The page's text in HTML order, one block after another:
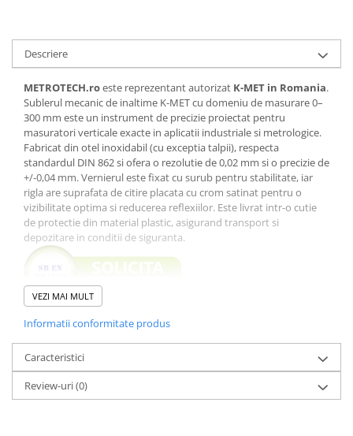
Descriere
METROTECH.roeste reprezentant autorizat K-MET in Romania.
Sublerul mecanic de inaltime K-MET cu domeniu de masurare 0–
300 mm este un instrument de precizie proiectat pentru
masuratori verticale exacte in aplicatii industriale si metrologice.
Fabricat din otel inoxidabil (cu exceptia talpii), respecta
standardul DIN 862 si ofera o rezolutie de 0,02 mm si o precizie de
+/-0,04 mm. Vernierul este fixat cu surub pentru stabilitate, iar
rigla are suprafata de citire placata cu crom satinat pentru o
vizibilitate optima si reducerea reflexiilor. Este livrat intr-o cutie
de protectie din material plastic, asigurand transport si
depozitare in conditii de siguranta.
Domeniu de masurare: 0 – 300 mm
Rezolutie: 0,02 mm
Precizie: +/-0,04 mm
Standard: DIN 862
Material: otel inoxidabil (cu exceptia talpii)
Varf de trasat din carbid
VEZI MAI MULT
Informatii conformitate produs
Caracteristici
Review-uri(0)